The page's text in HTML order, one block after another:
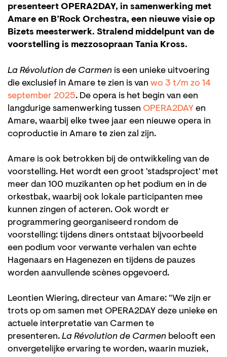
presenteert OPERA2DAY, in samenwerking met
Amare en B’Rock Orchestra, een nieuwe visie op
Bizets meesterwerk. Stralend middelpunt van de
voorstelling is mezzosopraan Tania Kross.
La Révolution de Carmen is een unieke uitvoering
die exclusief in Amare te zien is van wo 3 t/m zo 14
september 2025. De opera is het begin van een
langdurige samenwerking tussen OPERA2DAY en
Amare, waarbij elke twee jaar een nieuwe opera in
coproductie in Amare te zien zal zijn.
Amare is ook betrokken bij de ontwikkeling van de
voorstelling. Het wordt een groot 'stadsproject' met
meer dan 100 muzikanten op het podium en in de
orkestbak, waarbij ook lokale participanten mee
kunnen zingen of acteren. Ook wordt er
programmering georganiseerd rondom de
voorstelling: tijdens diners ontstaat bijvoorbeeld
een podium voor verwante verhalen van echte
Hagenaars en Hagenezen en tijdens de pauzes
worden aanvullende scènes opgevoerd.
Leontien Wiering, directeur van Amare: "We zijn er
trots op om samen met OPERA2DAY deze unieke en
actuele interpretatie van Carmen te
presenteren. La Révolution de Carmen belooft een
onvergetelijke ervaring te worden, waarin muziek,